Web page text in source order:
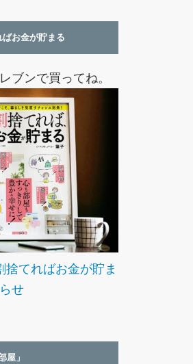
お金が貯まる
ブンで買ってね。
捨てればお金が貯ま
せ
屋」